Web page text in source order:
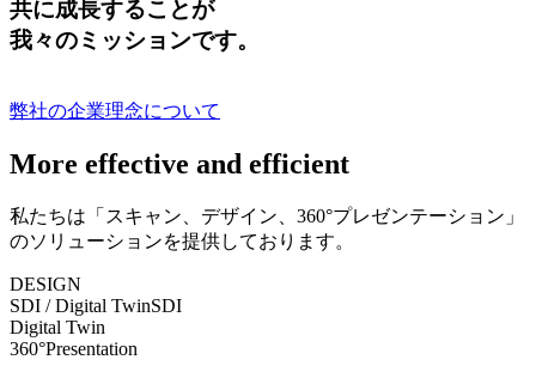
共に成長することが
我々のミッションです。
弊社の企業理念について
More effective and efficient
私たちは「スキャン、デザイン、360°プレゼンテーション」
のソリューションを提供しております。
DESIGN
SDI / Digital TwinSDI
Digital Twin
360°Presentation